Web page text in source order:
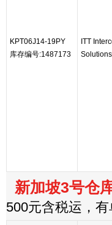
KPT06J14-19PY
库存编号:1487173
ITT
Solutions
新加坡3号仓
500元含税运，